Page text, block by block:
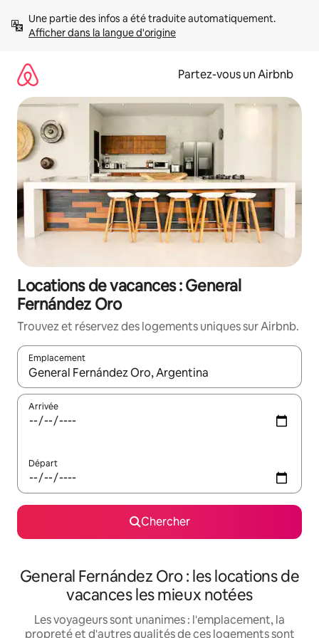
directement
Afficher dans la langue d'origine
Partez-vous un Airbnb
Locations de vacances : General
Fernández Oro
Trouvez et réservez des logements uniques sur Airbnb.
Emplacement
Quand les résultats sont affichés, parcourez-les en utilisant
Arrivée
Départ
Chercher
General Fernández Oro : les locations de
vacances les mieux notées
Les voyageurs sont unanimes : l'emplacement, la
propreté et d'autres qualités de ces logements sont